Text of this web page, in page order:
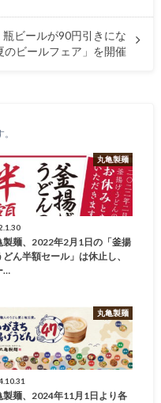
ビールが90円引きにな
のビールフェア」を開催
丸亀製麺
製麺、2022年2月1日の「釜揚
どん半額セール」は休止し、
…
丸亀製麺
製麺、2024年11月1日より各